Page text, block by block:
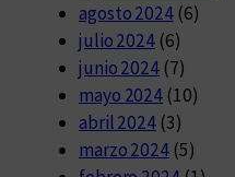
agosto 2024(6)
julio 2024 (6)
junio 2024 (7)
mayo 2024 (10)
abril 2024 (3)
marzo 2024 (5)